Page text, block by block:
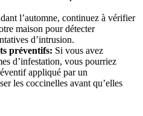
l’automne, continuez à vérifier
maison pour détecter
d’intrusion.
préventifs: Si vous avez
d’infestation, vous pourriez
appliqué par un
les coccinelles avant qu’elles